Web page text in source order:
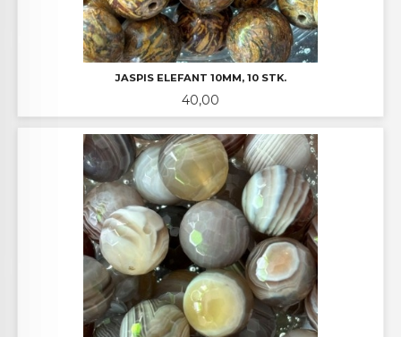
JASPIS ELEFANT 10MM, 10 STK.
Pris
40,00